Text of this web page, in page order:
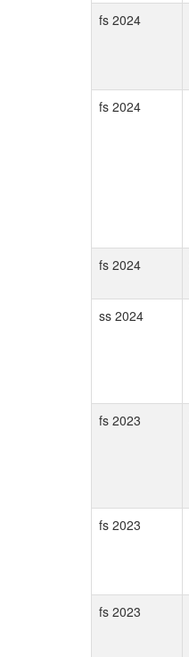
fs 2024
fs 2024
fs 2024
ss 2024
fs 2023
fs 2023
fs 2023